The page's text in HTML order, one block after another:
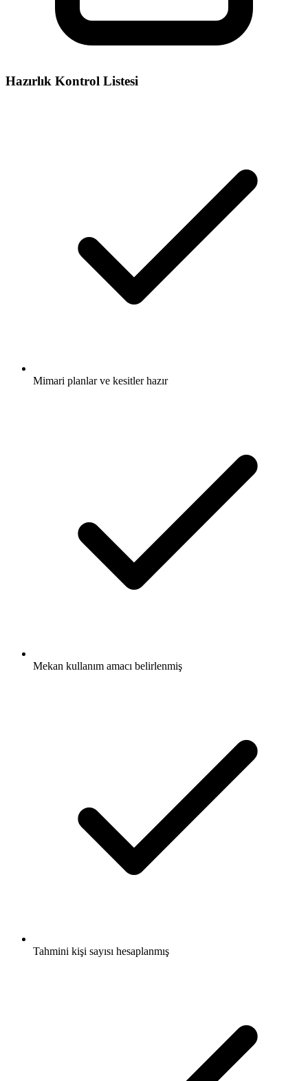
Hazırlık Kontrol Listesi
Mimari planlar ve kesitler hazır
Mekan kullanım amacı belirlenmiş
Tahmini kişi sayısı hesaplanmış